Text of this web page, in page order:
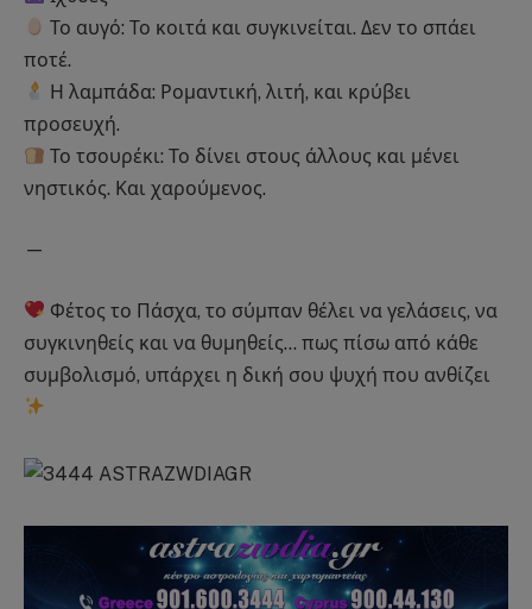
Το αυγό: Το κοιτά και συγκινείται. Δεν το σπάει
ποτέ.
Η λαμπάδα: Ρομαντική, λιτή, και κρύβει
προσευχή.
Το τσουρέκι: Το δίνει στους άλλους και μένει
νηστικός. Και χαρούμενος.
—
Φέτος το Πάσχα, το σύμπαν θέλει να γελάσεις, να
συγκινηθείς και να θυμηθείς… πως πίσω από κάθε
συμβολισμό, υπάρχει η δική σου ψυχή που ανθίζει